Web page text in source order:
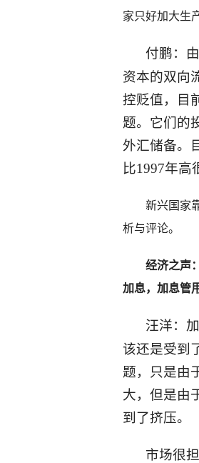
家只好加大生
付鹏：
资本的双向
控贬值，目
题。它们的
外汇储备。
比1997年高
新兴国家靠
析与评论。
经济之声
加息，加息管
汪洋：
该还是受到
题，只是由
大，但是由
到了挤压。
市场很